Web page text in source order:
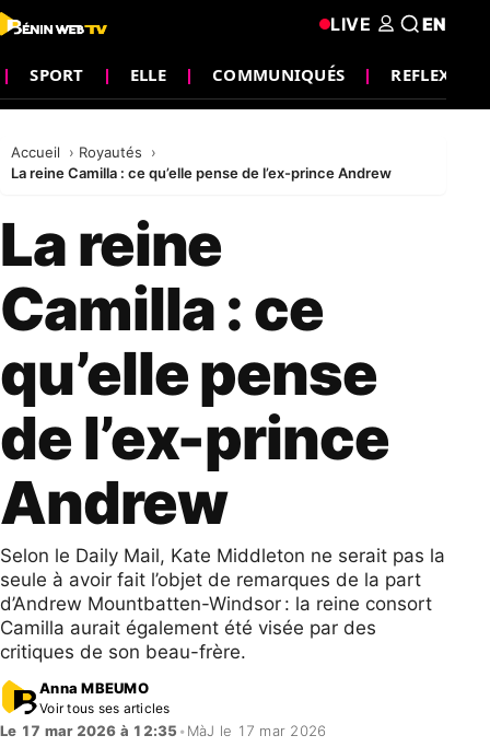
SPORT ELLE COMMUNIQUÉS REFLEXION
LIVE EN
Accueil
Royautés
La reine Camilla : ce qu’elle pense de l’ex-prince Andrew
La reine
Camilla : ce
qu’elle pense
de l’ex-prince
Andrew
Selon le Daily Mail, Kate Middleton ne serait pas la
seule à avoir fait l’objet de remarques de la part
d’Andrew Mountbatten-Windsor : la reine consort
Camilla aurait également été visée par des
critiques de son beau-frère.
Anna MBEUMO
Voir tous ses articles
Le 17 mar 2026 à 12:35 • MàJ le 17 mar 2026